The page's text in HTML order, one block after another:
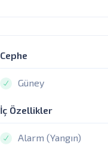
Cephe
Güney
İç Özellikler
Alarm (Yangın)